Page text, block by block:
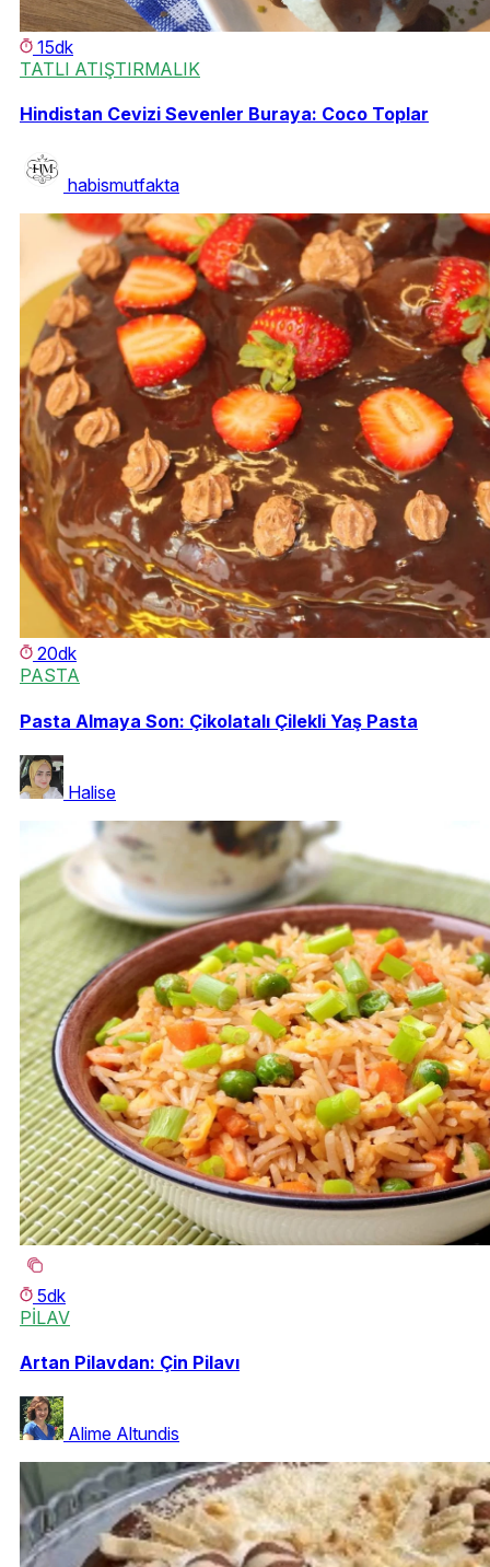
15dk
TATLI ATIŞTIRMALIK
Hindistan Cevizi Sevenler Buraya: Coco Toplar
habismutfakta
20dk
PASTA
Pasta Almaya Son: Çikolatalı Çilekli Yaş Pasta
Halise
5dk
PİLAV
Artan Pilavdan: Çin Pilavı
Alime Altundis